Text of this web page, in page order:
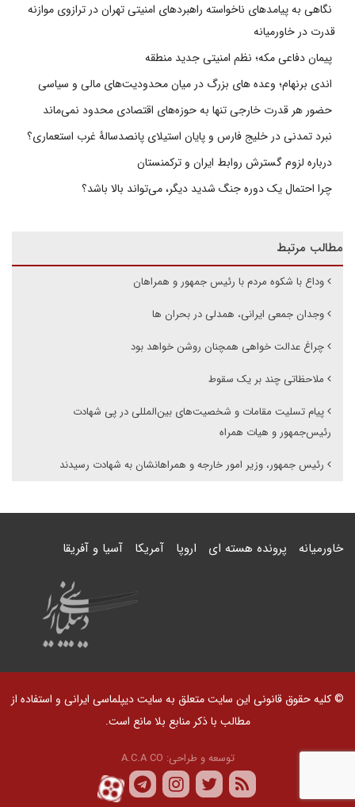
نگاهی به پیامدهای ناخواسته راهبردهای امنیتی تهران در ترازوی موازنه
قدرت در خاورمیانه
پیمان دفاعی مکه؛ نظم امنیتی جدید منطقه
اندی برنهام؛ وعده های بزرگ در میان محدودیت‌های مالی و سیاسی
حضور هر قدرت خارجی تنها به حوزه‌های اقتصادی محدود نمی‌ماند
نبرد تمدنی در خلیج فارس و پایان استیلای پانصدسالۀ غرب استعماری؟
درباره لزوم گسترش روابط ایران و ترکمنستان
چرا احتمال یک دوره جنگ شدید دیگر، می‌تواند بالا باشد؟
مطالب مرتبط
وداع با شکوه مردم با رئیس جمهور و همراهان
وجدان جمعی ایرانی، همدلی در بحران ها
چراغ عدالت خواهی همچنان روشن خواهد بود
ملاحظاتی چند بر یک سقوط
پیام تسلیت مقامات و شخصیت‌های بین‌المللی در پی شهادت
رئیس‌جمهور و هیات همراه
رئیس جمهور، وزیر امور خارجه و همراهانشان به شهادت رسیدند
خاورمیانه پرونده هسته ای اروپا آمریکا آسیا و آفریقا
© کلیه حقوق قانونی این سایت متعلق به سایت دیپلماسی ایرانی و استفاده از
مطالب با ذکر منابع بلا مانع است.
توسعه و طراحی: A.C.A CO